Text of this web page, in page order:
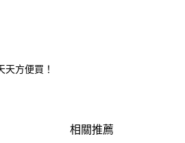
天方便買！
相關推薦